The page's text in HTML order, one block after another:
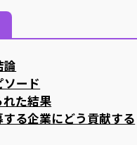
論
ード
た結果
る企業にどう貢献する